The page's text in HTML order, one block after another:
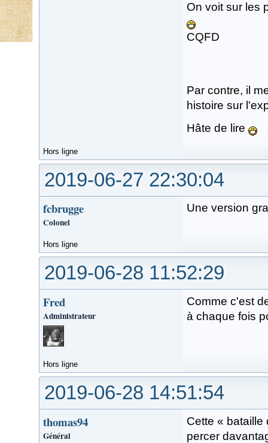
On voit sur les
CQFD
Par contre, il
histoire sur
Hâte de lire
Hors ligne
2019-06-27 22:30:04
fcbrugge
Colonel
Une version
Hors ligne
2019-06-28 11:52:29
Fred
Administrateur
Comme c'est
à chaque fois
Hors ligne
2019-06-28 14:51:54
thomas94
Général
Cette « bataille
percer